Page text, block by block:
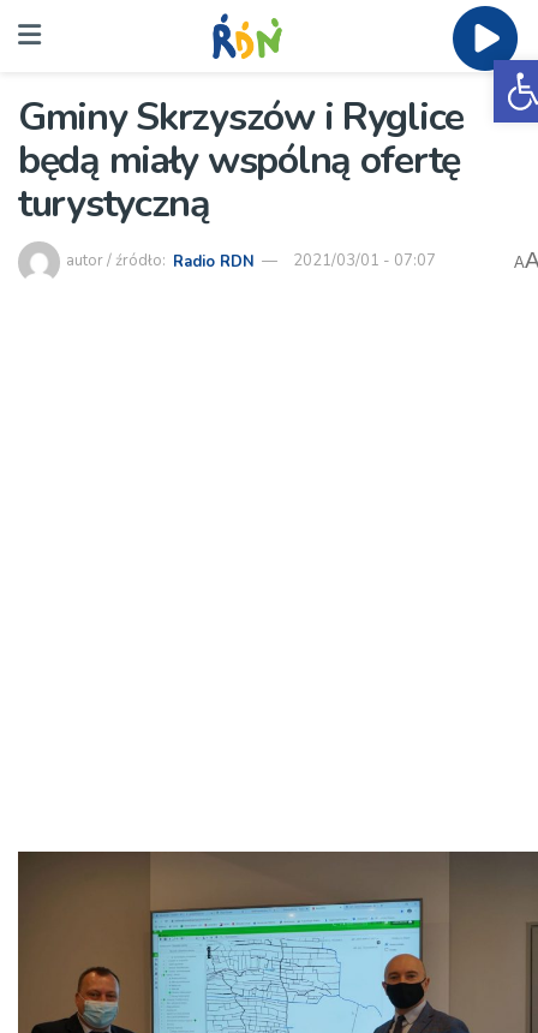
Gminy Skrzyszów i Ryglice
będą miały wspólną ofertę
turystyczną
autor / źródło: Radio RDN 2021/03/01 - 07:07 A